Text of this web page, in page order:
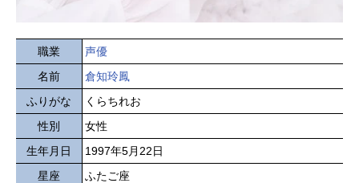
職業
声優
名前
倉知玲鳳
ふりがな
くらちれお
性別
女性
生年月日
1997年5月22日
星座
ふたご座